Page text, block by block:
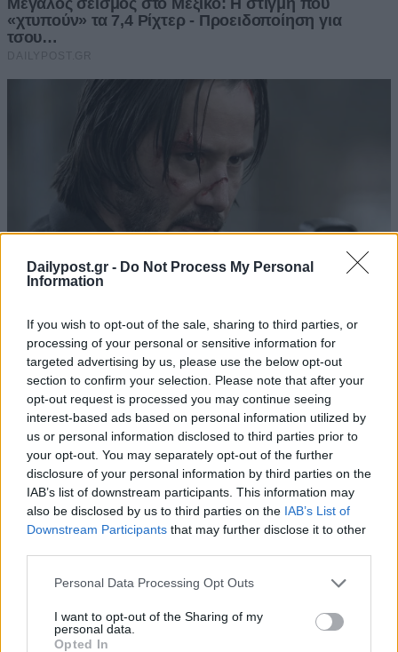
Dailypost.gr - Do Not Process My Personal
Information
If you wish to opt-out of the sale, sharing to third parties, or
processing of your personal or sensitive information for
targeted advertising by us, please use the below opt-out
section to confirm your selection. Please note that after your
opt-out request is processed you may continue seeing
interest-based ads based on personal information utilized by
us or personal information disclosed to third parties prior to
your opt-out. You may separately opt-out of the further
disclosure of your personal information by third parties on the
IAB’s list of downstream participants. This information may
also be disclosed by us to third parties on the IAB’s List of
Downstream Participants that may further disclose it to other
Personal Data Processing Opt Outs
I want to opt-out of the Sharing of my
personal data.
Opted In